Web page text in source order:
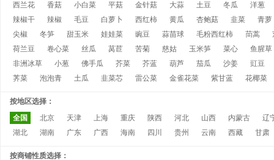
西兰花
香菇 小白菜 平菇 金针菇 大蒜 土豆 冬瓜
洋葱
辣椒干
辣椒 毛豆 白萝卜 西红柿 黄瓜 杏鲍菇 韭菜
青萝
尖椒
冬笋 甜玉米 娃娃菜 豌豆 蒜苗球 毛粉西红柿 茼蒿
荷兰豆
卷心菜 丝瓜 莴苣 苦菊 慈姑 玉米笋 菜心
鱼腥草
非洲冰草
小葱 佛手瓜 芥菜 芥蓝 葫芦 茄瓜 沙姜
豇豆
荠菜
泡泡青 土瓜 韭菜芯 雷公菜 金雀花菜 紫甘蓝 花椰菜
按地区选择：
全国
北京 天津 上海 重庆 陕西 河北 山西 内蒙古
辽
湖北
湖南 广东 广西 海南 四川 贵州 云南 西藏 甘肃
按商铺性质选择：